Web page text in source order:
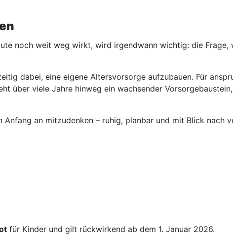
noch weit weg wirkt, wird irgendwann wichtig: die
dabei, eine eigene Altersvorsorge aufzubauen. Für
über viele Jahre hinweg ein wachsender
an mitzudenken – ruhig, planbar und mit Blick nach
für Kinder und gilt rückwirkend ab dem 1. Januar 2026.